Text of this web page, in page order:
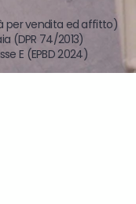
per vendita ed affitto)
(DPR 74/2013)
E (EPBD 2024)